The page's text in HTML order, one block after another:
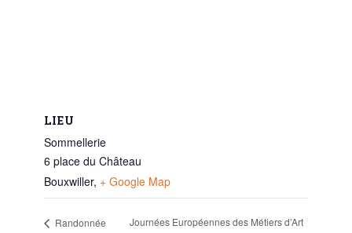
LIEU
Sommellerie
6 place du Château
Bouxwiller, + Google Map
Randonnée
Journées Européennes des Métiers d’Art